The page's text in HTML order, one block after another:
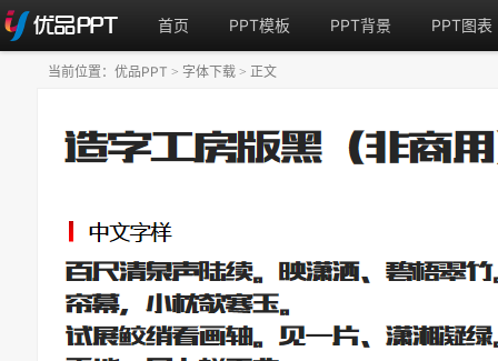
首页 PPT模板 PPT背景 PPT图表
当前位置： 优品PPT > 字体下载 > 正文